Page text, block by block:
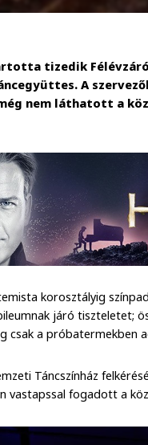
tizedik
A
nem láthatott a
korosztályig
járó tiszteletet;
csak a próbatermekben
Táncszínház
vastapssal fogadott a